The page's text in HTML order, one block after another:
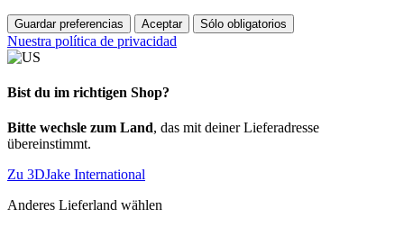
Guardar preferencias Aceptar Sólo obligatorios
Nuestra política de privacidad
Bist du im richtigen Shop?
Bitte wechsle zum Land, das mit deiner Lieferadresse
übereinstimmt.
Zu 3DJake International
Anderes Lieferland wählen